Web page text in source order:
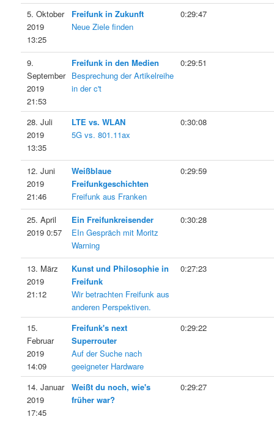
5. Oktober
2019
13:25
Freifunk in Zukunft
Neue Ziele finden
0:29:47
9.
September
2019
21:53
Freifunk in den Medien
Besprechung der Artikelreihe
in der c't
0:29:51
28. Juli
2019
13:35
LTE vs. WLAN
5G vs. 801.11ax
0:30:08
12. Juni
2019
21:46
Weißblaue
Freifunkgeschichten
Freifunk aus Franken
0:29:59
25. April
2019 0:57
Ein Freifunkreisender
EIn Gespräch mit Moritz
Warning
0:30:28
13. März
2019
21:12
Kunst und Philosophie in
Freifunk
Wir betrachten Freifunk aus
anderen Perspektiven.
0:27:23
15.
Februar
2019
14:09
Freifunk's next
Superrouter
Auf der Suche nach
geeigneter Hardware
0:29:22
14. Januar
2019
17:45
Weißt du noch, wie's
früher war?
0:29:27